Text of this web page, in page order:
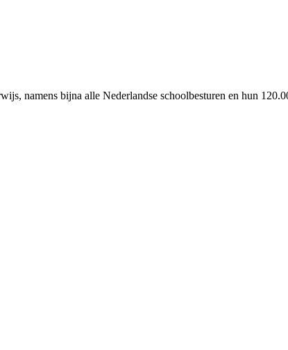
namens bijna alle Nederlandse schoolbesturen en hun